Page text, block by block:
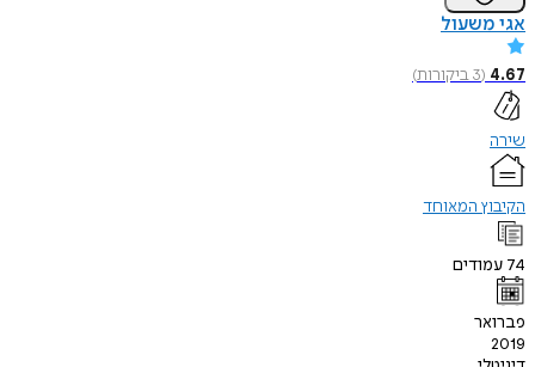
אגי משעול
4.67
(
3ביקורות)
שירה
הקיבוץ המאוחד
74 עמודים
פברואר
2019